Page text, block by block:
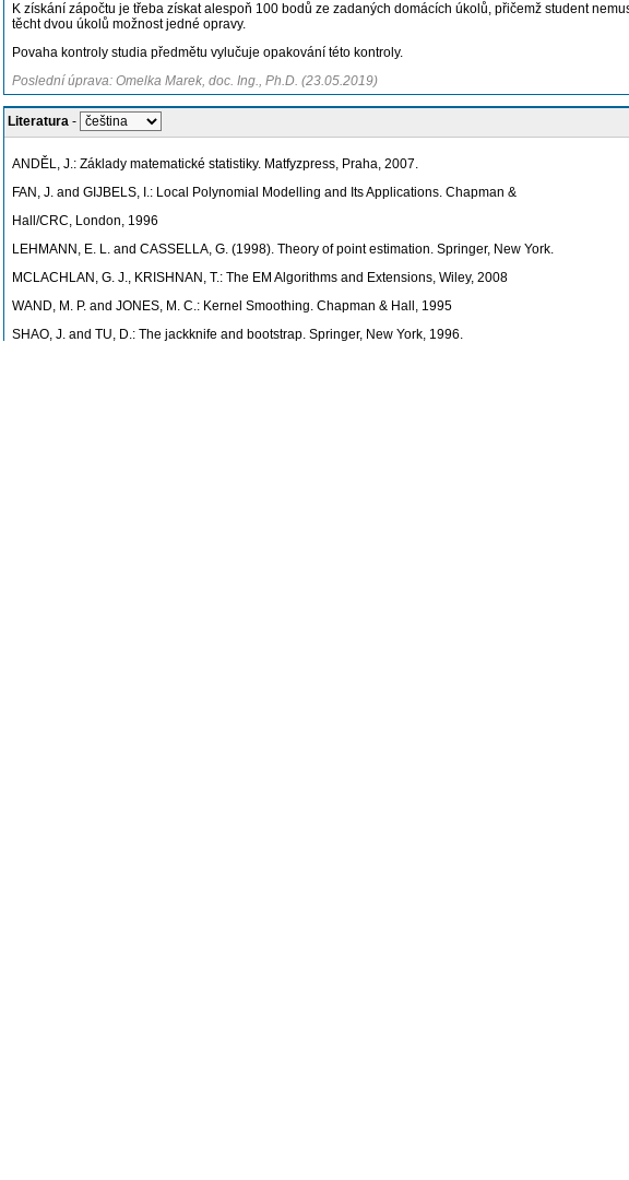
K získání zápočtu je třeba získat alespoň 100 bodů ze zadaných domácích úkolů, přičemž student
těcht dvou úkolů možnost jedné opravy.
Povaha kontroly studia předmětu vylučuje opakování této kontroly.
Poslední úprava: Omelka Marek, doc. Ing., Ph.D. (23.05.2019)
Literatura -
ANDĚL, J.: Základy matematické statistiky. Matfyzpress, Praha, 2007.
FAN, J. and GIJBELS, I.: Local Polynomial Modelling and Its Applications. Chapman &
Hall/CRC, London, 1996
LEHMANN, E. L. and CASSELLA, G. (1998). Theory of point estimation. Springer, New York.
MCLACHLAN, G. J., KRISHNAN, T.: The EM Algorithms and Extensions, Wiley, 2008
WAND, M. P. and JONES, M. C.: Kernel Smoothing. Chapman & Hall, 1995
SHAO, J. and TU, D.: The jackknife and bootstrap. Springer, New York, 1996.